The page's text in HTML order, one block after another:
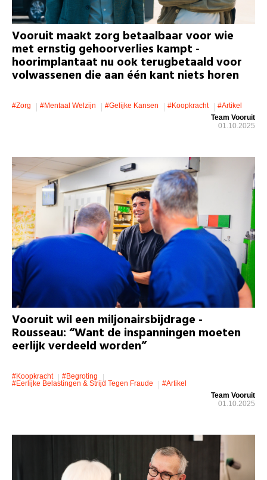
Vooruit maakt zorg betaalbaar voor wie
met ernstig gehoorverlies kampt -
hoorimplantaat nu ook terugbetaald voor
volwassenen die aan één kant niets horen
#zorg #mentaal Welzijn #gelijke Kansen #koopkracht
#artikel
Team Vooruit
01.10.2025
Vooruit wil een miljonairsbijdrage -
Rousseau: “Want de inspanningen moeten
eerlijk verdeeld worden”
#koopkracht
#Begroting
#eerlijke Belastingen & Strijd Tegen Fraude
#artikel
Team Vooruit
01.10.2025